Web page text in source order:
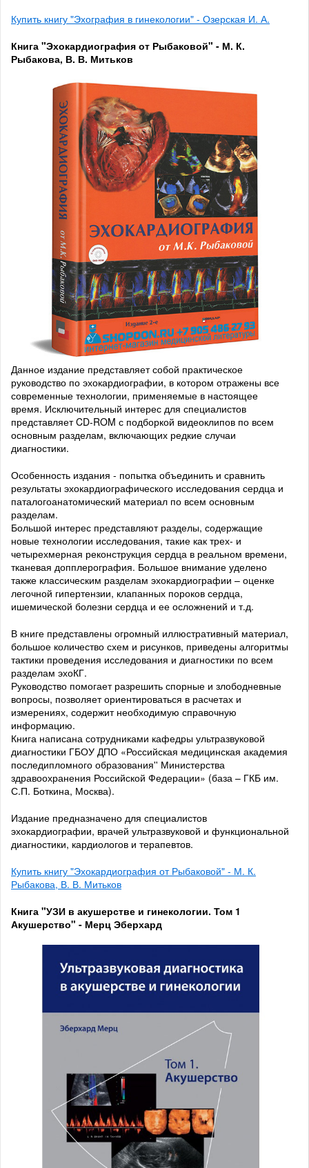
Купить книгу "Эхография в гинекологии" - Озерская И. А.
Книга "Эхокардиография от Рыбаковой" - М. К.
Рыбакова, В. В. Митьков
Данное издание представляет собой практическое
руководство по эхокардиографии, в котором отражены все
современные технологии, применяемые в настоящее
время. Исключительный интерес для специалистов
представляет CD-ROM с подборкой видеоклипов по всем
основным разделам, включающих редкие случаи
диагностики.
Особенность издания - попытка объединить и сравнить
результаты эхокардиографического исследования сердца и
паталогоанатомический материал по всем основным
разделам.
Большой интерес представляют разделы, содержащие
новые технологии исследования, такие как трех- и
четырехмерная реконструкция сердца в реальном времени,
тканевая допплерография. Большое внимание уделено
также классическим разделам эхокардиографии – оценке
легочной гипертензии, клапанных пороков сердца,
ишемической болезни сердца и ее осложнений и т.д.
В книге представлены огромный иллюстративный материал,
большое количество схем и рисунков, приведены алгоритмы
тактики проведения исследования и диагностики по всем
разделам эхоКГ.
Руководство помогает разрешить спорные и злободневные
вопросы, позволяет ориентироваться в расчетах и
измерениях, содержит необходимую справочную
информацию.
Книга написана сотрудниками кафедры ультразвуковой
диагностики ГБОУ ДПО «Российская медицинская академия
последипломного образования'' Министерства
здравоохранения Российской Федерации» (база – ГКБ им.
С.П. Боткина, Москва).
Издание предназначено для специалистов
эхокардиографии, врачей ультразвуковой и функциональной
диагностики, кардиологов и терапевтов.
Купить книгу "Эхокардиография от Рыбаковой" - М. К.
Рыбакова, В. В. Митьков
Книга "УЗИ в акушерстве и гинекологии. Том 1
Акушерство" - Мерц Эберхард